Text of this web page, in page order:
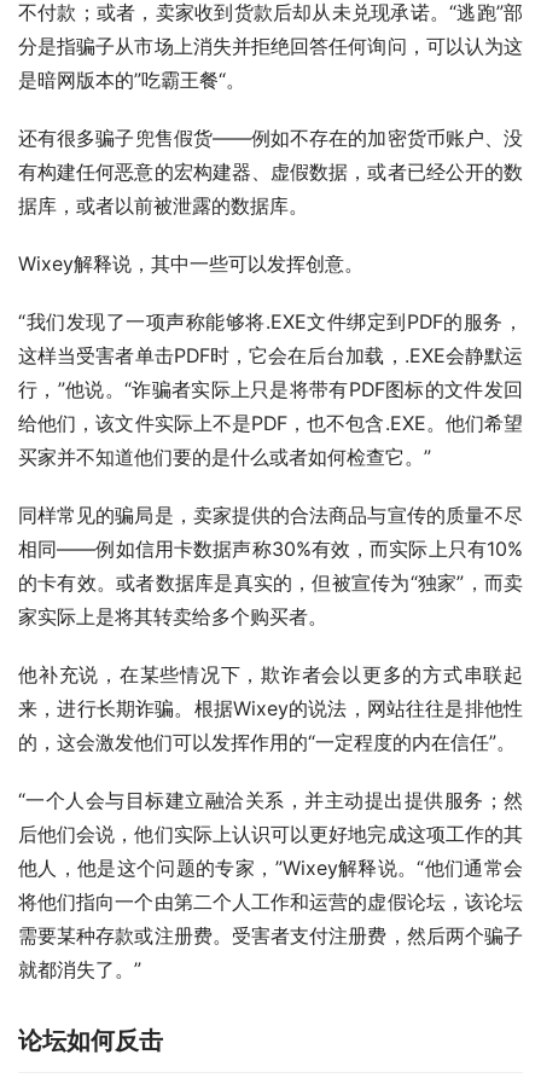
不付款；或者，卖家收到货款后却从未兑现承诺。“逃跑”部
分是指骗子从市场上消失并拒绝回答任何询问，可以认为这
是暗网版本的”吃霸王餐“。
还有很多骗子兜售假货——例如不存在的加密货币账户、没
有构建任何恶意的宏构建器、虚假数据，或者已经公开的数
据库，或者以前被泄露的数据库。
Wixey解释说，其中一些可以发挥创意。
“我们发现了一项声称能够将.EXE文件绑定到PDF的服务，
这样当受害者单击PDF时，它会在后台加载，.EXE会静默运
行，”他说。“诈骗者实际上只是将带有PDF图标的文件发回
给他们，该文件实际上不是PDF，也不包含.EXE。他们希望
买家并不知道他们要的是什么或者如何检查它。”
同样常见的骗局是，卖家提供的合法商品与宣传的质量不尽
相同——例如信用卡数据声称30%有效，而实际上只有10%
的卡有效。或者数据库是真实的，但被宣传为“独家”，而卖
家实际上是将其转卖给多个购买者。
他补充说，在某些情况下，欺诈者会以更多的方式串联起
来，进行长期诈骗。根据Wixey的说法，网站往往是排他性
的，这会激发他们可以发挥作用的“一定程度的内在信任”。
“一个人会与目标建立融洽关系，并主动提出提供服务；然
后他们会说，他们实际上认识可以更好地完成这项工作的其
他人，他是这个问题的专家，”Wixey解释说。“他们通常会
将他们指向一个由第二个人工作和运营的虚假论坛，该论坛
需要某种存款或注册费。受害者支付注册费，然后两个骗子
就都消失了。”
论坛如何反击